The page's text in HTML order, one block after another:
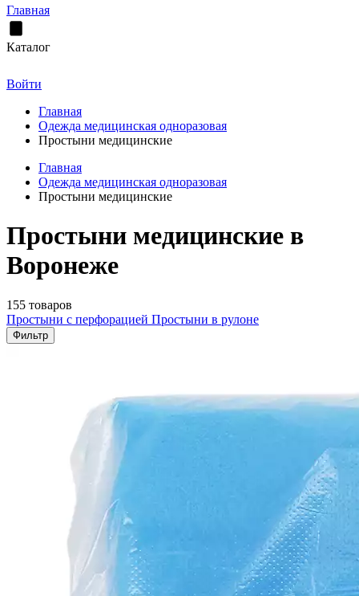
Главная
Каталог
Войти
Главная
Одежда медицинская одноразовая
Простыни медицинские
Главная
Одежда медицинская одноразовая
Простыни медицинские
Простыни медицинские в
Воронеже
155 товаров
Простыни с перфорацией Простыни в рулоне
Фильтр